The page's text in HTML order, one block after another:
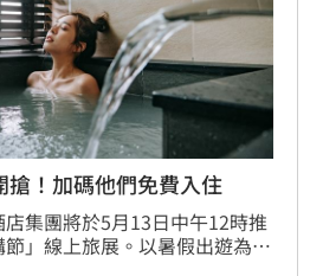
！加碼他們免費入住
集團將於5月13日中午12時推
」線上旅展。以暑假出遊為商